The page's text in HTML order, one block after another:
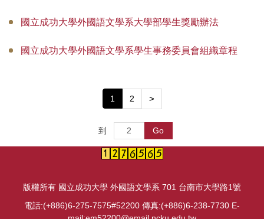
國立成功大學外國語文學系大學部學生獎勵辦法
國立成功大學外國語文學系學生事務委員會組織章程
1 2 >
到 Go
版權所有 國立成功大學 外國語文學系 701 台南市大學路1號
電話:(+886)6-275-7575#52200 傳真:(+886)6-238-7730 E-